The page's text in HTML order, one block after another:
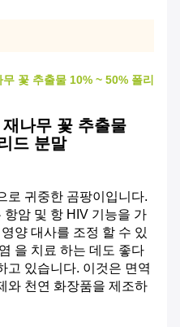
꽃 추출물 10% ~ 50% 폴리
나무 꽃 추출물
드 분말
로 귀중한 곰팡이입니다.
암 및 항 HIV 기능을 가
양 대사를 조정 할 수 있
을 치료 하는 데도 좋다
고 있습니다. 이것은 면역
와 천연 화장품을 제조하